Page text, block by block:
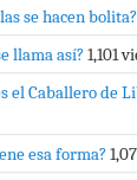
se hacen bolita?
llama así? 1,101
el Caballero de
esa forma?